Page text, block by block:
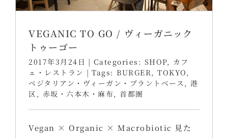
VEGANIC TO GO / ヴィーガニック
トゥーゴー
2017年3月24日 | Categories: SHOP, カフ
ェ・レストラン | Tags: BURGER , TOKYO ,
ベジタリアン・ヴィーガン・プラントベース , 港
区 , 赤坂・六本木・麻布 , 首都圏
Vegan × Organic × Macrobiotic 見た